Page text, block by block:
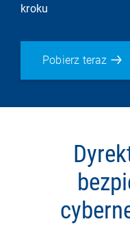
kroku
Pobierz teraz